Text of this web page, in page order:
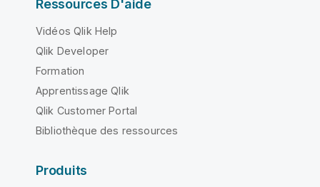
Ressources D'aide
Vidéos Qlik Help
Qlik Developer
Formation
Apprentissage Qlik
Qlik Customer Portal
Bibliothèque des ressources
Produits